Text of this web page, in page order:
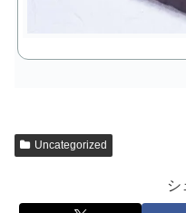
Uncategorized
シ